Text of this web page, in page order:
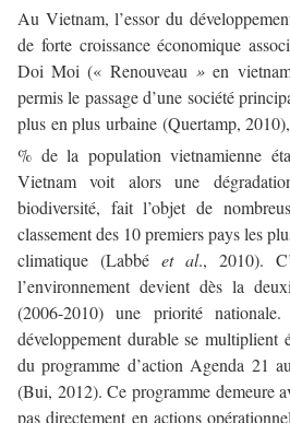
Au Vietnam, l’essor du
de forte croissance économique
Doi Moi (« Renouveau» en
permis le passage d’une société
plus en plus urbaine (Quertamp,
% de la population vietnamienne
Vietnam voit alors une
biodiversité, fait l’objet de
classement des 10 premiers pays les
climatique (Labbé et al., 2010).
l’environnement devient dès la
(2006-2010) une priorité
développement durable se
du programme d’action Agenda 21
(Bui, 2012). Ce programme demeure
pas directement en actions